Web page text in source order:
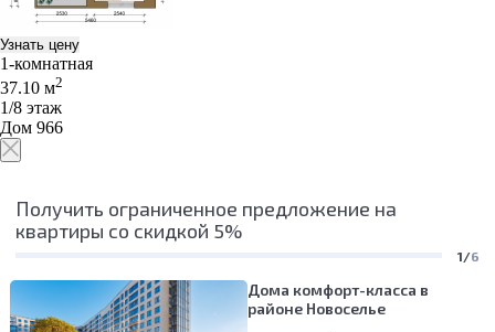
Узнать цену
1-комнатная
37.10 м2
1/8 этаж
Дом 966
Получить ограниченное предложение на
квартиры со скидкой 5%
1/6
Дома комфорт-класса в
районе Новоселье